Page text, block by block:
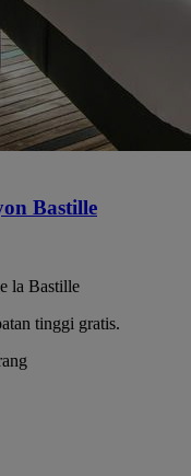
Bastille
la Bastille
tinggi gratis.